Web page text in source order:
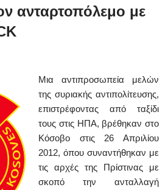
ανταρτοπόλεμο με
Μια αντιπροσωπεία μελών
της συριακής αντιπολίτευσης,
επιστρέφοντας από ταξίδι
τους στις ΗΠΑ, βρέθηκαν στο
Κόσοβο στις 26 Απριλίου
2012, όπου συναντήθηκαν με
τις αρχές της Πρίστινας με
σκοπό την ανταλλαγή